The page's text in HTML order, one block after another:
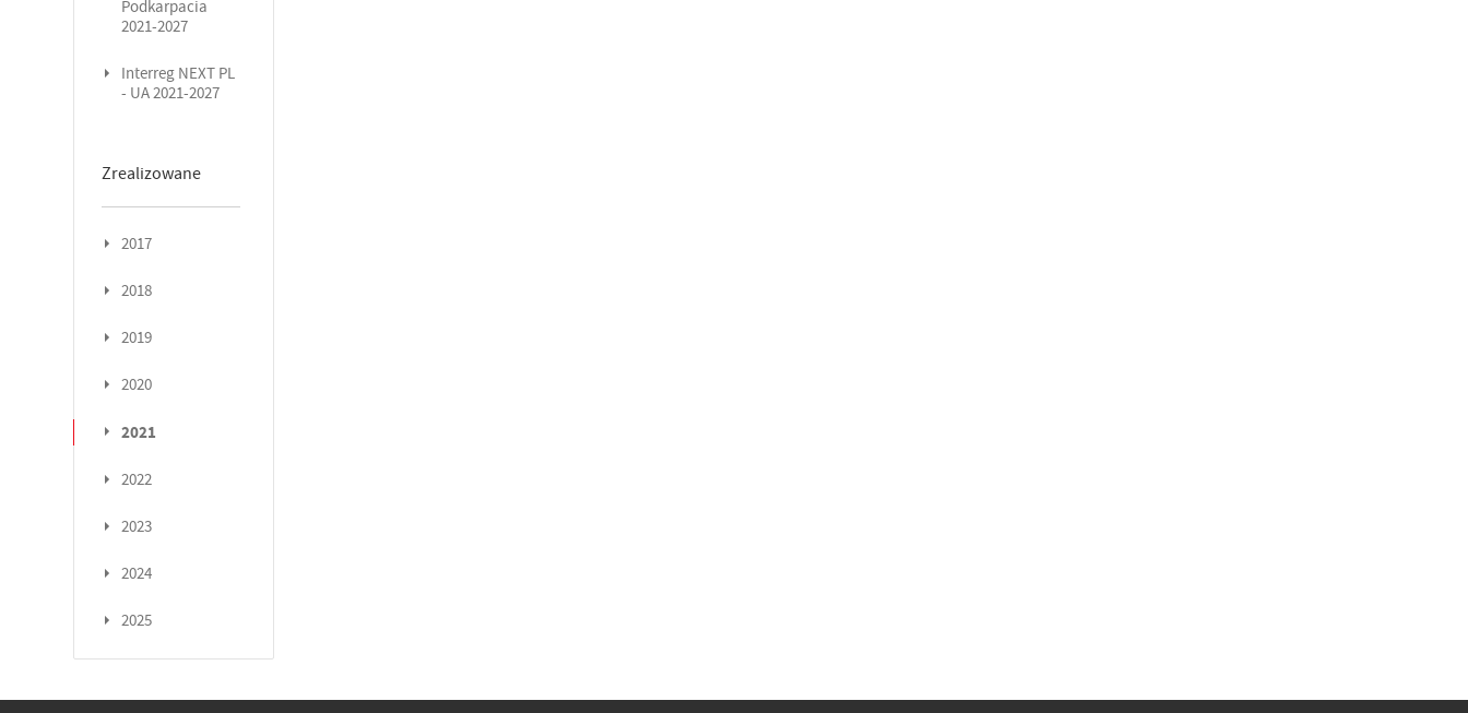
Podkarpacia
2021-2027
Interreg NEXT PL
- UA 2021-2027
Zrealizowane
2017
2018
2019
2020
2021
2022
2023
2024
2025